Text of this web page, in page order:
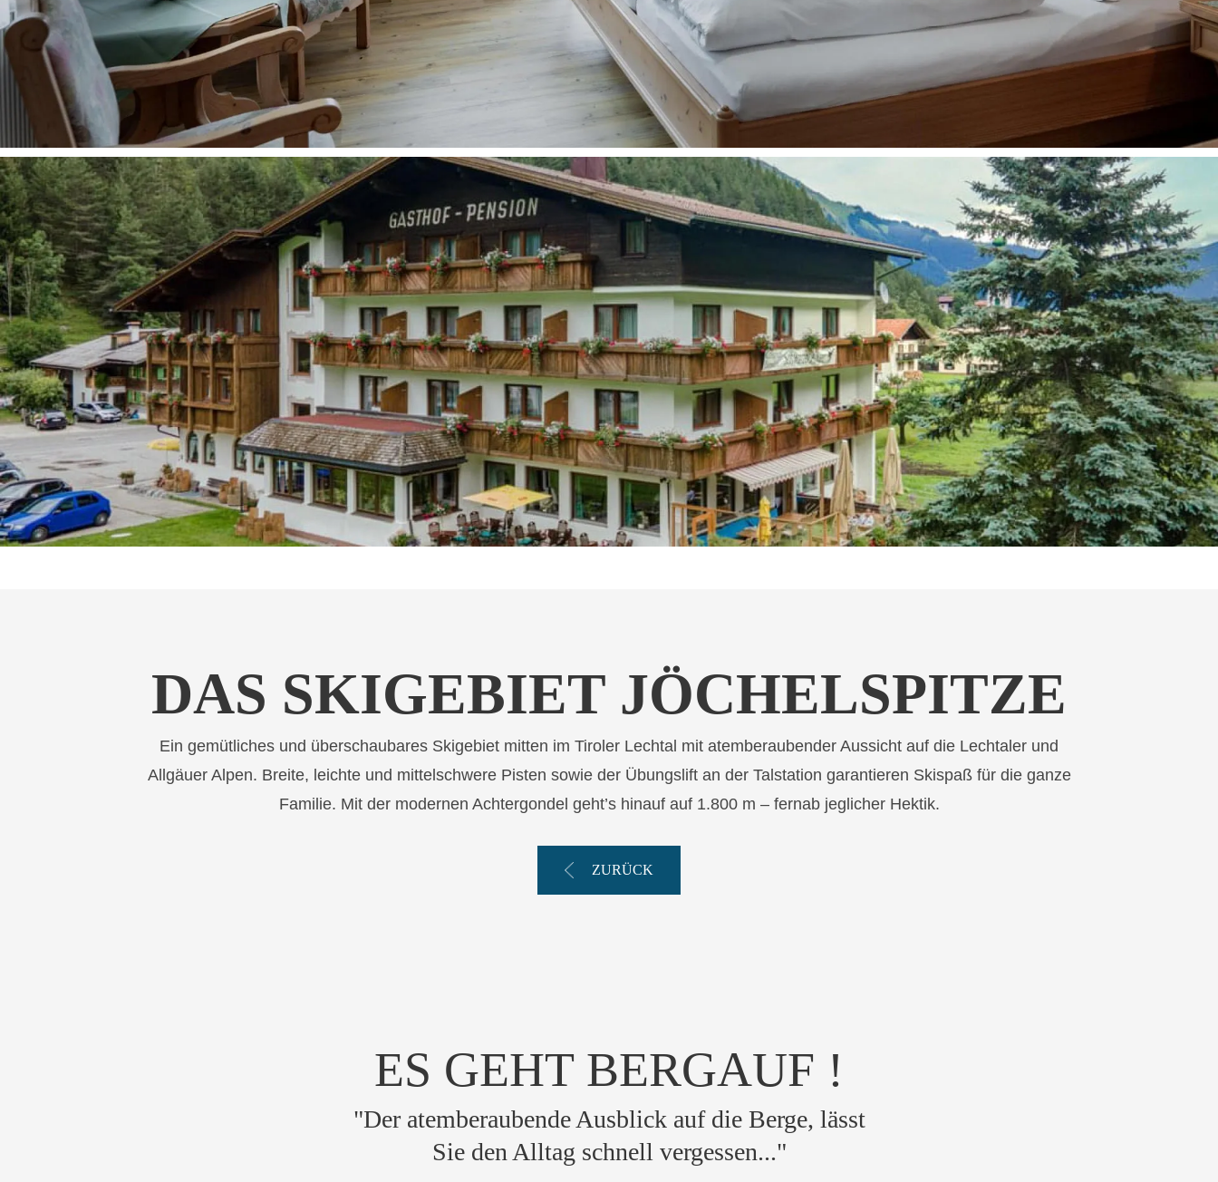
DAS SKIGEBIET JÖCHELSPITZE
Ein gemütliches und überschaubares Skigebiet mitten im Tiroler Lechtal mit atemberaubender Aussicht auf die Lechtaler und
Allgäuer Alpen. Breite, leichte und mittelschwere Pisten sowie der Übungslift an der Talstation garantieren Skispaß für die ganze
Familie. Mit der modernen Achtergondel geht’s hinauf auf 1.800 m – fernab jeglicher Hektik.
ZURÜCK
ES GEHT BERGAUF !
"Der atemberaubende Ausblick auf die Berge, lässt
Sie den Alltag schnell vergessen..."